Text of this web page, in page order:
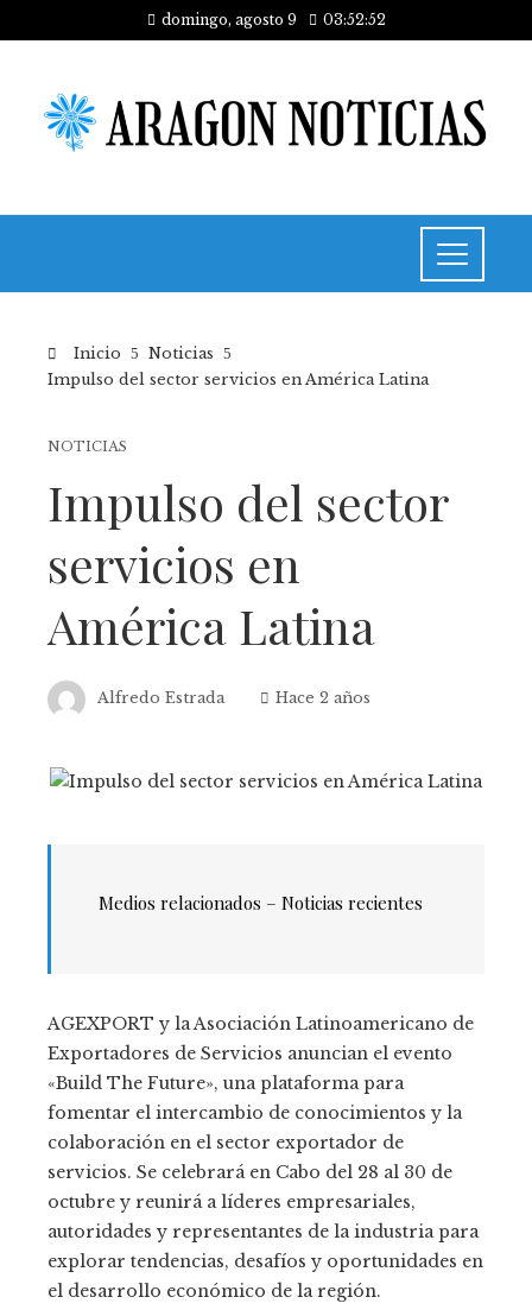
domingo, agosto 9 03:52:52
Inicio
Noticias
Impulso del sector servicios en América Latina
NOTICIAS
Impulso del sector
servicios en
América Latina
Alfredo Estrada Hace 2 años
Medios relacionados – Noticias recientes
AGEXPORT y la Asociación Latinoamericano de
Exportadores de Servicios anuncian el evento
«Build The Future», una plataforma para
fomentar el intercambio de conocimientos y la
colaboración en el sector exportador de
servicios. Se celebrará en Cabo del 28 al 30 de
octubre y reunirá a líderes empresariales,
autoridades y representantes de la industria para
explorar tendencias, desafíos y oportunidades en
el desarrollo económico de la región.